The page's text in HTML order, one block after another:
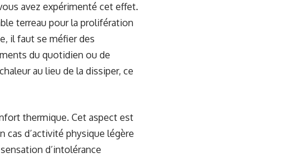
avez expérimenté cet effet.
terreau pour la prolifération
il faut se méfier des
du quotidien ou de
au lieu de la dissiper, ce
thermique. Cet aspect est
d’activité physique légère
d’intolérance